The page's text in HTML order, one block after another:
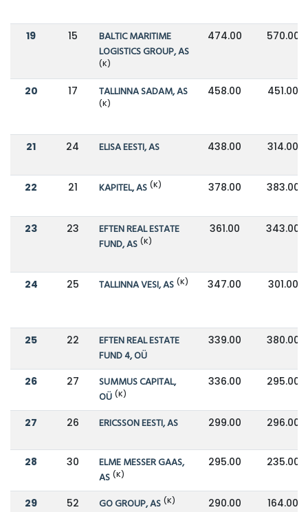
19 15
BALTIC MARITIME
LOGISTICS GROUP, AS
(K)
474.00 570.00
20 17 TALLINNA SADAM, AS
(K)
458.00 451.00
21 24 ELISA EESTI, AS 438.00 314.00
22 21 KAPITEL, AS (K) 378.00 383.00
23 23
EFTEN REAL ESTATE
FUND, AS (K)
361.00 343.00
24 25 TALLINNA VESI, AS (K) 347.00 301.00
25 22
EFTEN REAL ESTATE
FUND 4, OÜ
339.00 380.00
26 27
SUMMUS CAPITAL,
OÜ (K)
336.00 295.00
27 26 ERICSSON EESTI, AS 299.00 296.00
28 30
ELME MESSER GAAS,
AS (K)
295.00 235.00
29 52 GO GROUP, AS (K) 290.00 164.00